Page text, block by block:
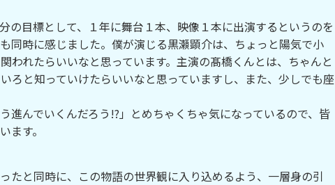
目標として、１年に舞台１本、映像１本に出演するというのを
同時に感じました。僕が演じる黒瀬顕介は、ちょっと陽気で小
れたらいいなと思っています。主演の髙橋くんとは、ちゃんと
ろと知っていけたらいいなと思っていますし、また、少しでも座
んでいくんだろう!?」とめちゃくちゃ気になっているので、皆
ます。
たと同時に、この物語の世界観に入り込めるよう、一層身の引